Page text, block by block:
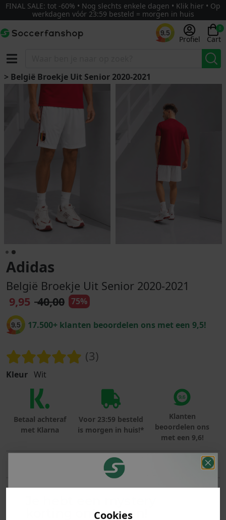
Cookies
FINAL SALE: tot -60% • Nog slechts enkele dagen • Klik hier • Op
werkdagen vóór 23:59 besteld = morgen in huis
9.5
Profiel
0
Cart
> België Broekje Uit Senior 2020-2021
Adidas
België Broekje Uit Senior 2020-2021
9,95 40,00 75%
9.5 17.500+ klanten beoordelen ons met een 9,5!
(3)
Kleur Wit
Betaal achteraf
met Klarna
Voor 23:59 besteld
is morgen in huis!*
Klanten
beoordelen ons
met een 9,6!
PRODUCTINFORMATIE
REVIEWS (3)
korting ontvangen!